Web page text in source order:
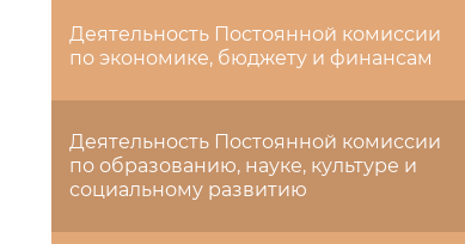
Деятельность Постоянной комиссии
по экономике, бюджету и финансам
Деятельность Постоянной комиссии
по образованию, науке, культуре и
социальному развитию